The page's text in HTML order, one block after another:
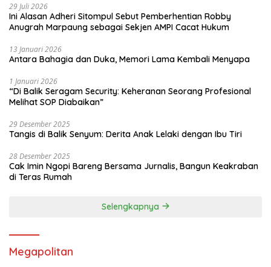
29 Juli 2026
Ini Alasan Adheri Sitompul Sebut Pemberhentian Robby
Anugrah Marpaung sebagai Sekjen AMPI Cacat Hukum
13 Januari 2026
Antara Bahagia dan Duka, Memori Lama Kembali Menyapa
1 Januari 2026
“Di Balik Seragam Security: Keheranan Seorang Profesional
Melihat SOP Diabaikan”
29 Desember 2025
Tangis di Balik Senyum: Derita Anak Lelaki dengan Ibu Tiri
28 Desember 2025
Cak Imin Ngopi Bareng Bersama Jurnalis, Bangun Keakraban
di Teras Rumah
Selengkapnya
Megapolitan